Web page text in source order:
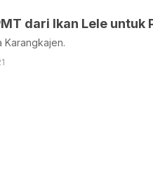
dari Ikan Lele untuk
Karangkajen.